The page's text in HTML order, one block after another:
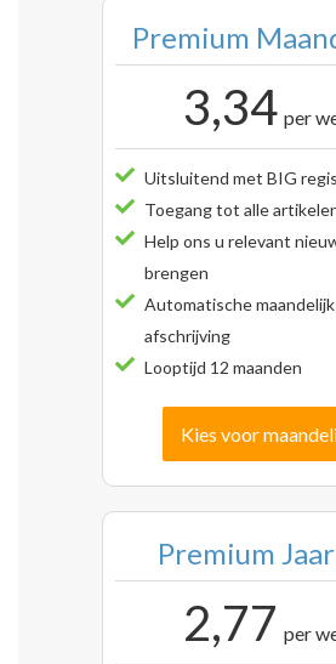
Premium
3,34 per
Uitsluitend met BIG
Toegang tot alle
Help ons u relevant
brengen
Automatische
afschrijving
Looptijd 12 maanden
Kies voor
Premium
2,77 per